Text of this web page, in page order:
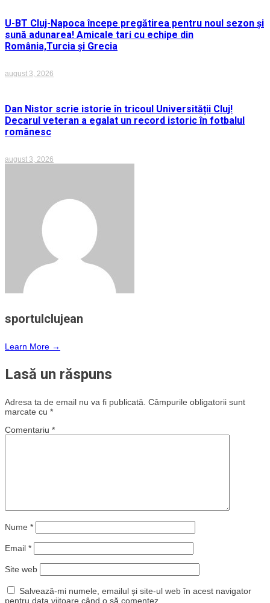
U-BT Cluj-Napoca începe pregătirea pentru noul sezon și
sună adunarea! Amicale tari cu echipe din
România,Turcia și Grecia
august 3, 2026
Dan Nistor scrie istorie în tricoul Universității Cluj!
Decarul veteran a egalat un record istoric în fotbalul
românesc
august 3, 2026
sportulclujean
Learn More →
Lasă un răspuns
Adresa ta de email nu va fi publicată. Câmpurile obligatorii sunt
marcate cu *
Comentariu *
Nume *
Email *
Site web
Salvează-mi numele, emailul și site-ul web în acest navigator
pentru data viitoare când o să comentez.